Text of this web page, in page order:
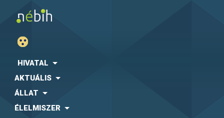
HIVATAL
AKTUÁLIS
ÁLLAT
ÉLELMISZER